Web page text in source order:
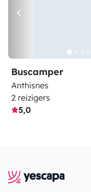
Buscamper
Anthisnes
2 reizigers
5,0